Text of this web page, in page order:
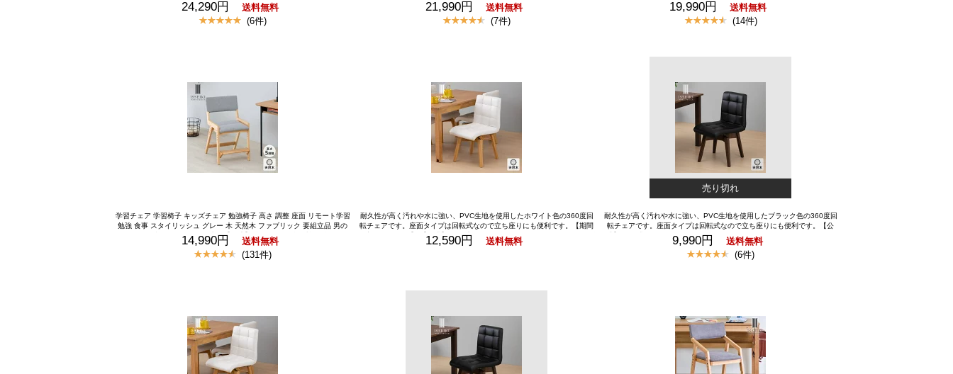
印象がございます。【一生紀オリジナル】【期間限定2700円引き】 【公
式】 【セット商品】 ダイニングチェアセット 北欧 ダイニングセット ダ
イニング 食卓 ナチュラル シンプル ダイニングチェア 2脚 椅子 いす ミデ
24,290円 送料無料
(6件)
スポーツ観戦【公式】 テレビボード 幅150 シンプル モダン ミディアムブ
ラウン 棚 ブラウン テレビ台 ローボード TV台 ディスプレイラック リビン
グボード WAVE TV BOARD 150 (RW-MBR) ISSEIKI
21,990円 送料無料
(7件)
人気 木製【公式】 テレビボード ローボード 幅120 シンプル モダン ミデ
ィアムブラウン 棚 ブラウン テレビ台 TV台 ディスプレイラック リビング
ボード WAVE TV BOARD 120 (RW-MBR) ISSEIKI
19,990円 送料無料
(14件)
売り切れ
学習チェア 学習椅子 キッズチェア 勉強椅子 高さ 調整 座面 リモート学習
勉強 食事 スタイリッシュ グレー 木 天然木 ファブリック 要組立品 男の
子 女の子 保証 オリジナル 一生紀【公式】 学習チェア 学習椅子 学習いす
学習イス キッズチェア 勉強椅子 ダイニングチェア ハイチェア 子供 木製
リビング学習 勉強 高さ調節 昇降 足置き 小学生 北欧 シンプル リモート I
14,990円 送料無料
(131件)
耐久性が高く汚れや水に強い、PVC生地を使用したホワイト色の360度回
転チェアです。座面タイプは回転式なので立ち座りにも便利です。【期間
限定1400円引き】 【公式】 回転式チェア ダイニングチェア 360° 回転 ダ
イニング チェア おしゃれ かわいい シンプル 北欧 ナチュラル 天然木 椅子
12,590円 送料無料
耐久性が高く汚れや水に強い、PVC生地を使用したブラック色の360度回
転チェアです。座面タイプは回転式なので立ち座りにも便利です。【公
式】 回転式チェア ダイニングチェア 360° 回転 ダイニング チェア おし
ゃれ かわいい シンプル 北欧 ナチュラル 天然木 椅子 食卓 イス PVC ブラ
ック 黒 家具 ラバー材 ベージュ 品質保証 ISSEIKI VOLAN
9,990円 送料無料
(6件)